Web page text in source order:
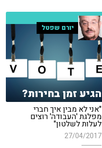
יורם שפטל
הגיע זמן בחירות?
"אני לא מבין איך חברי
מפלגת 'העבודה' רוצים
לעלות לשלטון"
27/04/2017